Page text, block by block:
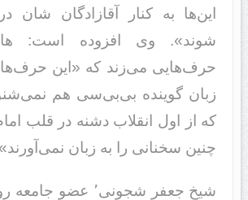
این‌ها به کنار آقازادگان شان
شوند». وی افزوده است:
حرف‌هایی می‌زند که «این حرف‌ها
زبان گوینده بی‌بی‌سی هم
که از اول انقلاب دشنه در قلب امام
چنین سخنانی را به زبان
شیخ جعفر شجونی٬ عضو